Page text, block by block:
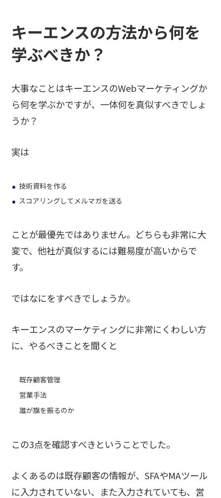
キーエンスの方法から何を
学ぶべきか？
大事なことはキーエンスのWebマーケティングか
ら何を学ぶかですが、一体何を真似すべきでしょ
うか？
実は
技術資料を作る
スコアリングしてメルマガを送る
ことが最優先ではありません。どちらも非常に大
変で、他社が真似するには難易度が高いからで
す。
ではなにをすべきでしょうか。
キーエンスのマーケティングに非常にくわしい方
に、やるべきことを聞くと
既存顧客管理
営業手法
誰が旗を振るのか
この3点を確認すべきということでした。
よくあるのは既存顧客の情報が、SFAやMAツール
に入力されていない、また入力されていても、営